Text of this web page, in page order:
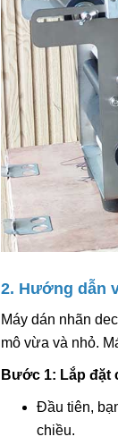
2. Hướng dẫn
Máy dán nhãn
mô vừa và nhỏ.
Bước 1: Lắp đặt
Đầu tiên,
chiều.